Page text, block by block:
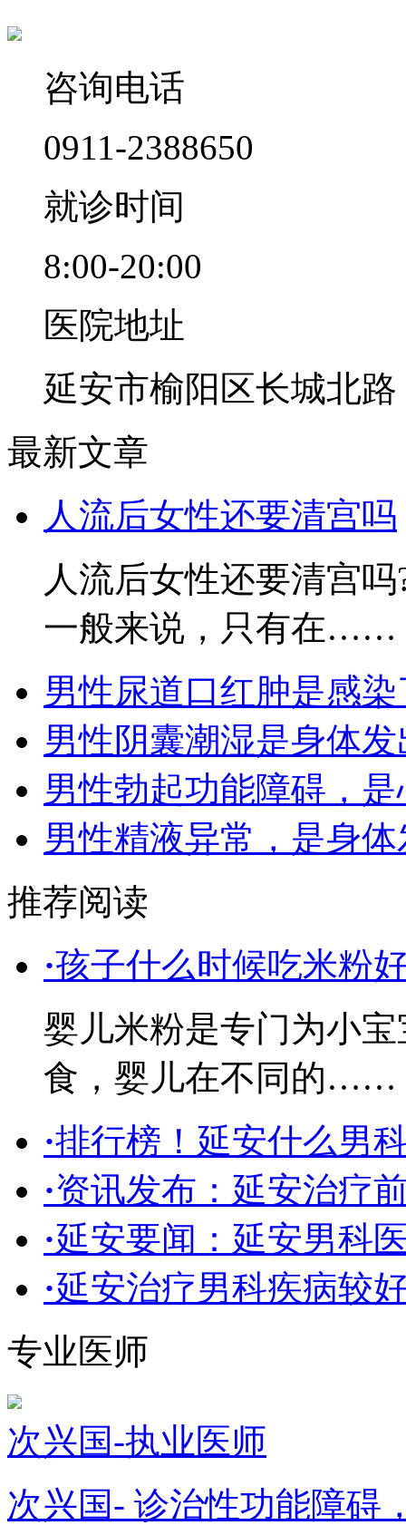
咨询电话
0911-2388650
就诊时间
8:00-20:00
医院地址
延安市榆阳区长城北路
最新文章
人流后女性还要清宫吗
人流后女性还要清宫
一般来说，只有在……
男性尿道口红肿是感
男性阴囊潮湿是身体
男性勃起功能障碍，
男性精液异常，是身
推荐阅读
·孩子什么时候吃米粉
婴儿米粉是专门为小
食，婴儿在不同的……
·排行榜！延安什么男
·资讯发布：延安治疗
·延安要闻：延安男科
·延安治疗男科疾病较
专业医师
次兴国-执业医师
次兴国- 诊治性功能障碍